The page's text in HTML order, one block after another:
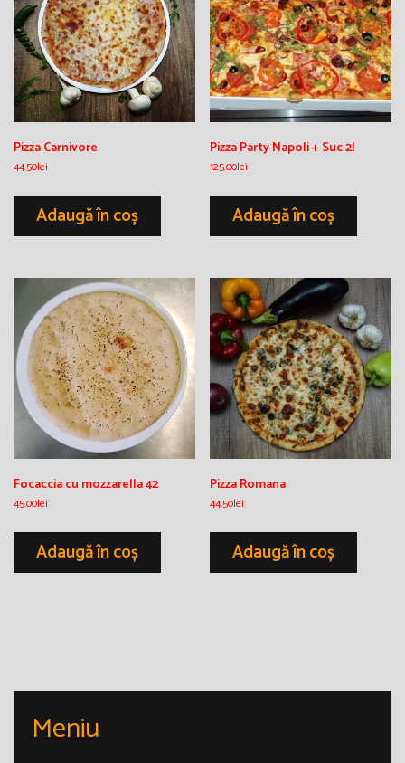
Pizza Carnivore
44.50lei
Adaugă în coș
Pizza Party Napoli + Suc 2l
125.00lei
Adaugă în coș
Focaccia cu mozzarella 42
45.00lei
Adaugă în coș
Pizza Romana
44.50lei
Adaugă în coș
Meniu